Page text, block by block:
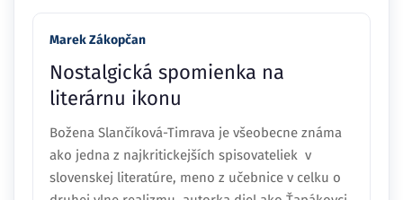
Marek Zákopčan
Nostalgická spomienka na
literárnu ikonu
Božena Slančíková-Timrava je všeobecne známa
ako jedna z najkritickejších spisovateliek v
slovenskej literatúre, meno z učebnice v celku o